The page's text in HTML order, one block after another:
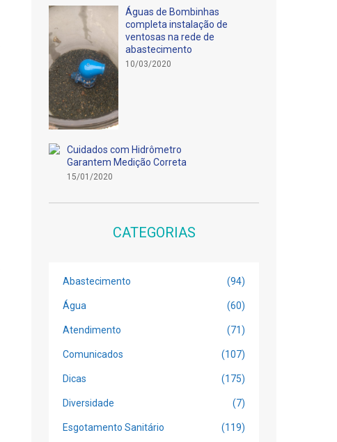
Águas de Bombinhas
completa instalação de
ventosas na rede de
abastecimento
10/03/2020
Cuidados com Hidrômetro
Garantem Medição Correta
15/01/2020
CATEGORIAS
Abastecimento (94)
Água (60)
Atendimento (71)
Comunicados (107)
Dicas (175)
Diversidade (7)
Esgotamento Sanitário (119)